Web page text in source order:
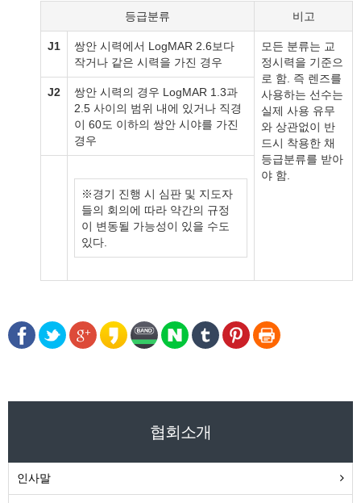
등급분류 비고
J1
쌍안 시력에서 LogMAR 2.6보다
작거나 같은 시력을 가진 경우
모든 분류는 교
정시력을 기준으
로 함. 즉 렌즈를
사용하는 선수는
실제 사용 유무
와 상관없이 반
드시 착용한 채
등급분류를 받아
야 함.
J2
쌍안 시력의 경우 LogMAR 1.3과
2.5 사이의 범위 내에 있거나 직경
이 60도 이하의 쌍안 시야를 가진
경우
※경기 진행 시 심판 및 지도자
들의 회의에 따라 약간의 규정
이 변동될 가능성이 있을 수도
있다.
협회소개
인사말